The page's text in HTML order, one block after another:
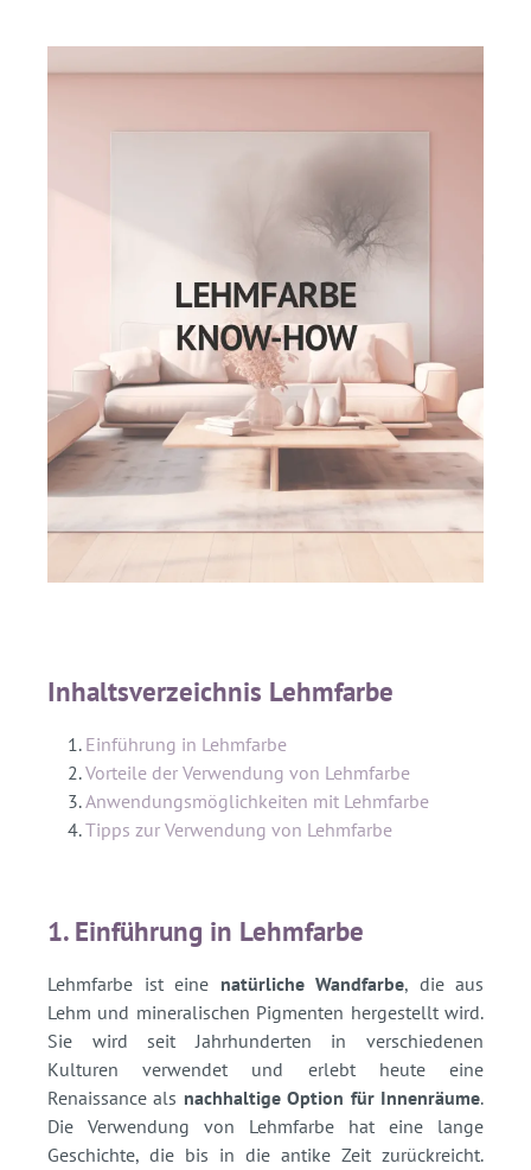
Inhaltsverzeichnis Lehmfarbe
Einführung in Lehmfarbe
Vorteile der Verwendung von Lehmfarbe
Anwendungsmöglichkeiten mit Lehmfarbe
Tipps zur Verwendung von Lehmfarbe
1. Einführung in Lehmfarbe
Lehmfarbe ist eine natürliche Wandfarbe, die aus
Lehm und mineralischen Pigmenten hergestellt wird.
Sie wird seit Jahrhunderten in verschiedenen
Kulturen verwendet und erlebt heute eine
Renaissance als nachhaltige Option für Innenräume.
Die Verwendung von Lehmfarbe hat eine lange
Geschichte, die bis in die antike Zeit zurückreicht.